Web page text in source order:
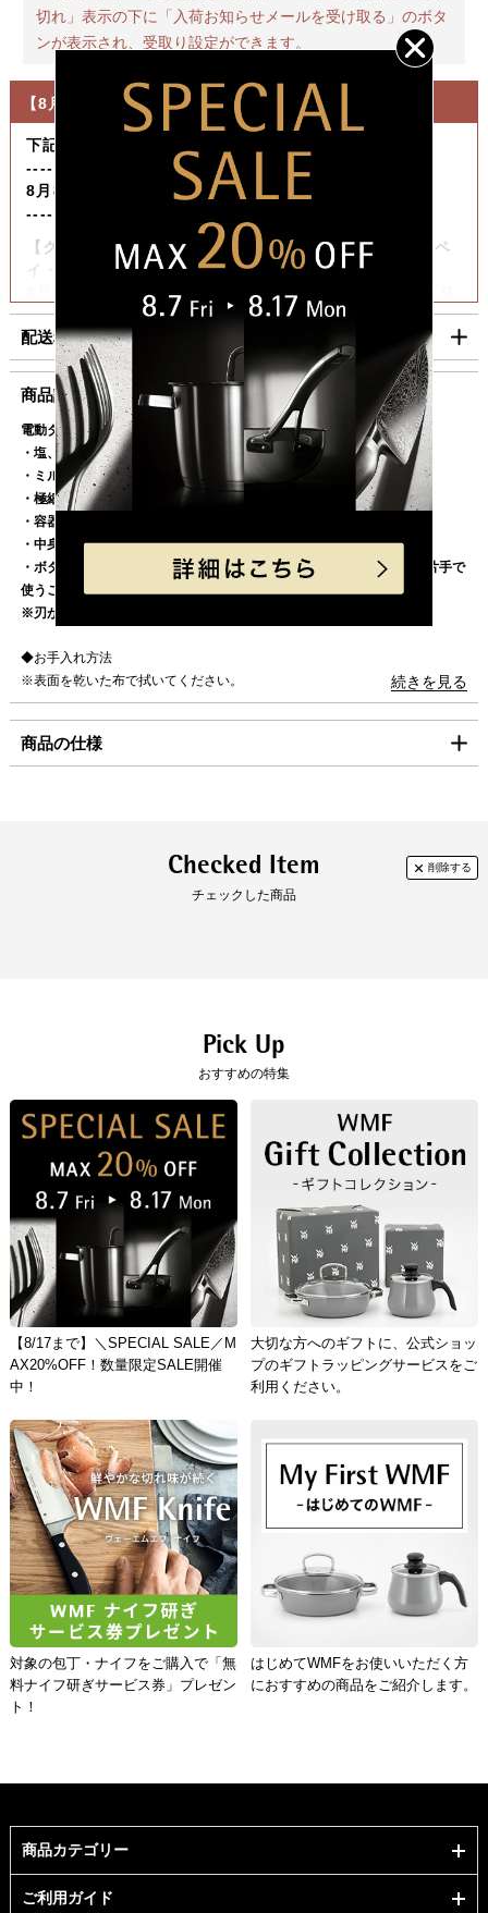
切れ」表示の下に「入荷お知らせメールを受け取る」のボタ
ンが表示され、受取り設定ができます。
【8月の休業日について】
下記期間は発送作業をお休みさせていただきます。
----------------------------------
8月8日（土）～ 8月16日（日）
----------------------------------
【クレジットカード・Amazon Pay・PayPay・楽天ペ
イ・代金引換をご利用の場合】
8月6日（木）迄の『ご注文』は8月7日（金）迄に順次発
送いたします。
【コンビニ決済をご利用の場合】
8月6日（木）迄の『ご注文及びご入金確認分』は8月7日
（金）迄に順次発送いたします。
上記日時以降のご注文及びご入金確認分につきましては、8月
17日（月）以降の発送となります。
ご迷惑をお掛けいたしますが、何卒ご了承賜りますよう
お願い申し上げます。
配送料・お支払い方法について
■配送料（税込）
北海道 1,100円
東北・関東・信越・
北陸・中部・関西
840円
中国・四国
九州 1,100円
沖縄 1,980円
「コンパクト便」の送料はこちら。
「コンパクト便」を選択の場合は、クレジット決済のみのご利用となりま
す。
一括払のみご利用可能です。
330円（一律）
【代金引換手数料】
ご注文金額に応じて手数料が異なります。
商品説明
電動タイプのスパイスミル
・塩、胡椒、スパイスなど様々なものを挽くことができます
・ミル刃は硬くて耐久性に優れたセラミック製
・極細挽きから粗挽きまで自由に調節可能
・容器は中身が一目で分かります
・中身の入れ替えが簡単で洗いやすい大きな口
・ボタンを押すと、グラインダーとライトのスイッチが入り、簡単に片手で
使うことができます
※刃が欠ける場合がありますので、コーヒー豆は挽かないでください。
◆お手入れ方法
※表面を乾いた布で拭いてください。
※水洗いは絶対にしないでください。
続きを見る
商品の仕様
スイッチボタン ： ABS樹脂
グラインダーユニット ： 金属部/ステンレス
鋼、樹脂部/ABS(耐熱温度80°C)
ミル刃 ： セラミック
原産国 中国（企画：ドイツ）
Checked Item
チェックした商品
Pick Up
おすすめの特集
【8/17まで】＼SPECIAL SALE／M
AX20%OFF！数量限定SALE開催
中！
大切な方へのギフトに、公式ショッ
プのギフトラッピングサービスをご
利用ください。
対象の包丁・ナイフをご購入で「無
料ナイフ研ぎサービス券」プレゼン
ト！
はじめてWMFをお使いいただく方
におすすめの商品をご紹介します。
商品カテゴリー
ご利用ガイド